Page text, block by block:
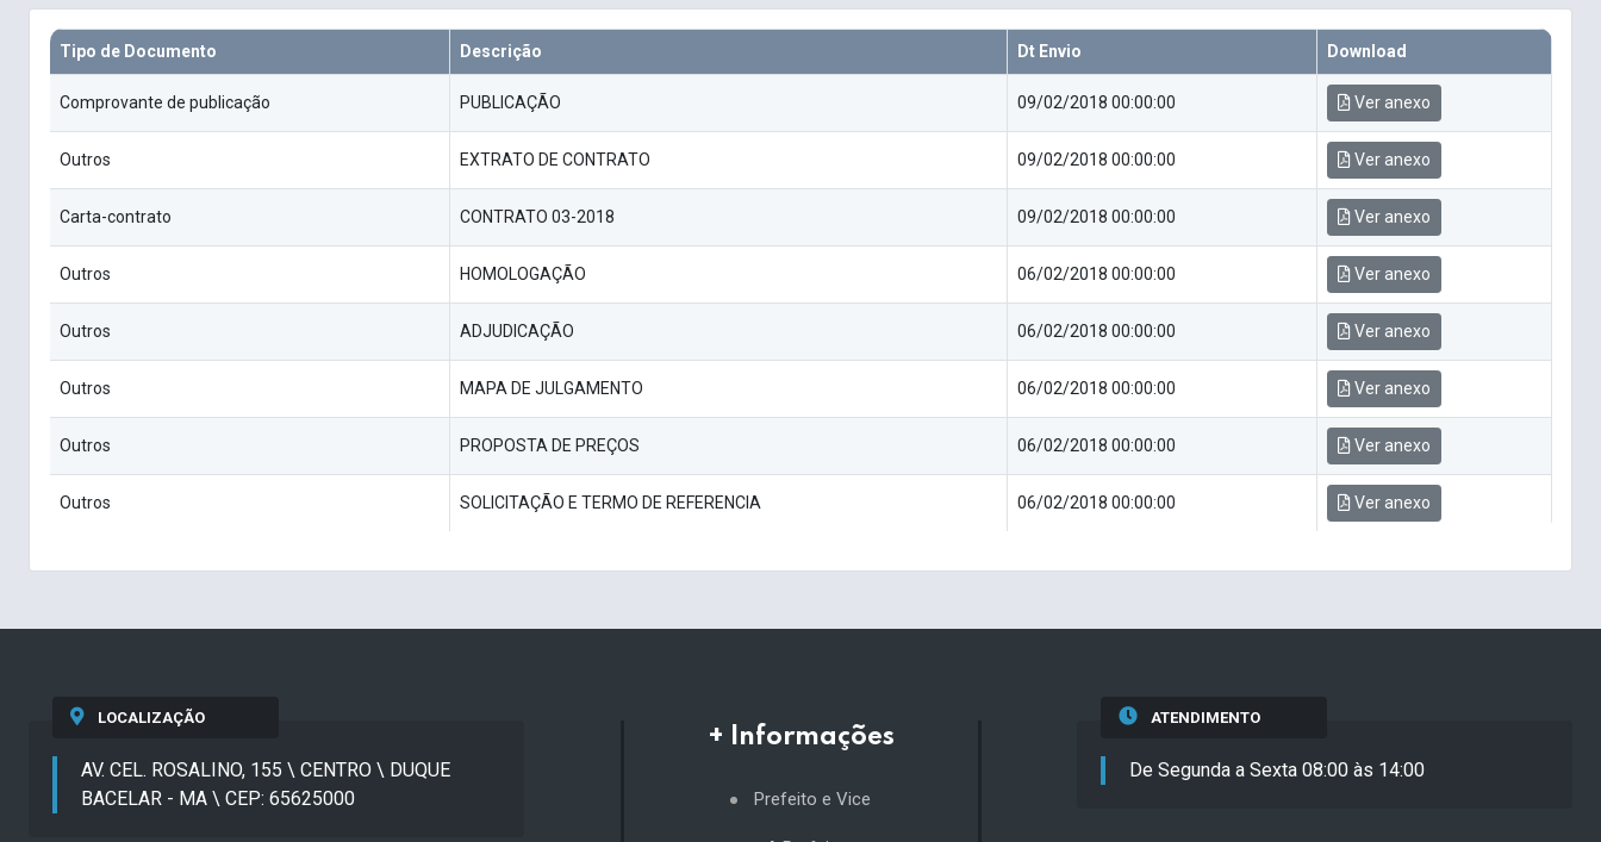
Tipo de Documento Descrição Dt Envio Download
Comprovante de publicação PUBLICAÇÃO 09/02/2018 00:00:00 Ver anexo
Outros EXTRATO DE CONTRATO 09/02/2018 00:00:00 Ver anexo
Carta-contrato CONTRATO 03-2018 09/02/2018 00:00:00 Ver anexo
Outros HOMOLOGAÇÃO 06/02/2018 00:00:00 Ver anexo
Outros ADJUDICAÇÃO 06/02/2018 00:00:00 Ver anexo
Outros MAPA DE JULGAMENTO 06/02/2018 00:00:00 Ver anexo
Outros PROPOSTA DE PREÇOS 06/02/2018 00:00:00 Ver anexo
Outros SOLICITAÇÃO E TERMO DE REFERENCIA 06/02/2018 00:00:00 Ver anexo
LOCALIZAÇÃO
AV. CEL. ROSALINO, 155 \ CENTRO \ DUQUE
BACELAR - MA \ CEP: 65625000
+ Informações
Prefeito e Vice
ATENDIMENTO
De Segunda a Sexta 08:00 às 14:00